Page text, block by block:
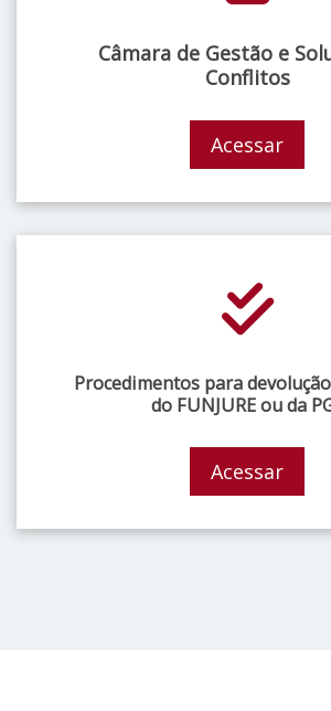
Câmara de Gestão e
Conflitos
Acessar
Procedimentos para
do FUNJURE ou da
Acessar